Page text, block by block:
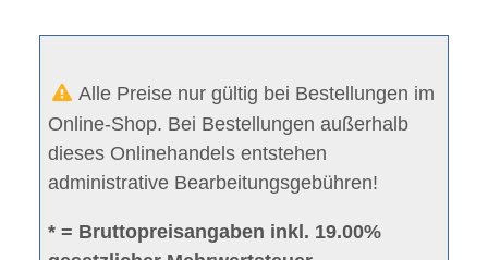
Alle Preise nur gültig bei Bestellungen im
Online-Shop. Bei Bestellungen außerhalb
dieses Onlinehandels entstehen
administrative Bearbeitungsgebühren!
* = Bruttopreisangaben inkl. 19.00%